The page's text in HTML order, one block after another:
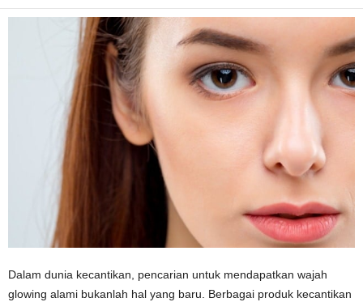
Dalam dunia kecantikan, pencarian untuk mendapatkan wajah
glowing alami bukanlah hal yang baru. Berbagai produk kecantikan